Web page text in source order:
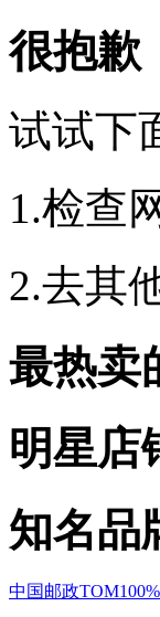
很抱歉
试试下
1.检查
2.去其
最热卖
明星店
知名品
中国邮政TOM